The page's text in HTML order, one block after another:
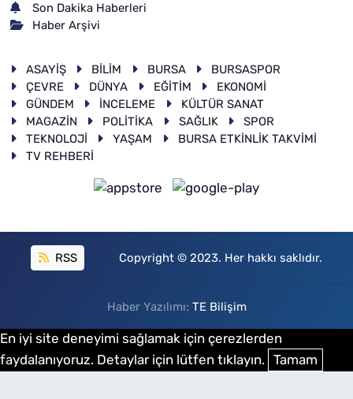
Son Dakika Haberleri
Haber Arşivi
ASAYİŞ BİLİM BURSA
BURSASPOR
ÇEVRE
DÜNYA EĞİTİM
EKONOMİ
GÜNDEM
İNCELEME
KÜLTÜR SANAT
MAGAZİN
POLİTİKA SAĞLIK
SPOR
TEKNOLOJİ
YAŞAM
BURSA ETKİNLİK TAKVİMİ
TV REHBERİ
RSS Copyright © 2023. Her hakkı saklıdır.
Haber Yazılımı: TE Bilişim
En iyi site deneyimi sağlamak için çerezlerden
faydalanıyoruz. Detaylar için lütfen tıklayın. Tamam